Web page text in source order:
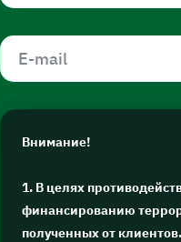
Внимание!
1. В целях
финансированию
полученных от клиентов.